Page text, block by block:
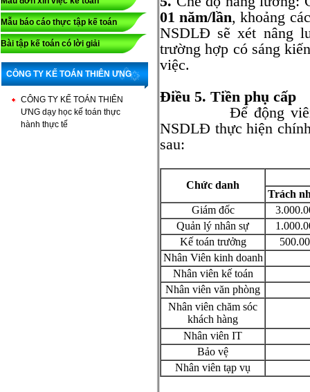
Mẫu báo cáo thực tập kế toán
Bài tập kế toán có lời giải
CÔNG TY KẾ TOÁN THIÊN ƯNG
CÔNG TY KẾ TOÁN THIÊN
ƯNG dạy học kế toán thực
hành thực tế
01 năm/lần, khoảng
NSDLĐ sẽ xét nâng
trường hợp có sáng
việc.
Điều 5. Tiền phụ cấp
Để động viên
NSDLĐ thực hiện
sau:
Chức danh
Trách
Giám đốc
Quản lý nhân sự
Kế toán trưởng
Nhân Viên kinh doanh
Nhân viên kế toán
Nhân viên văn phòng
Nhân viên chăm sóc
khách hàng
Nhân viên IT
Bảo vệ
Nhân viên tạp vụ